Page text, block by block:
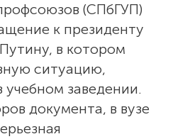
(СПбГУП)
к президенту
в котором
ситуацию,
заведении.
документа, в вузе